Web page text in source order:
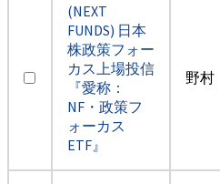
(NEXT
FUNDS) 日本
株政策フォー
カス上場投信
『愛称：
NF・政策フ
ォーカス
ETF』
野村